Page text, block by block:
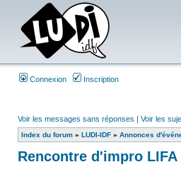
Connexion Inscription
Voir les messages sans réponses | Voir les
Index du forum » LUDI-IDF » Annonces
Rencontre d'impro